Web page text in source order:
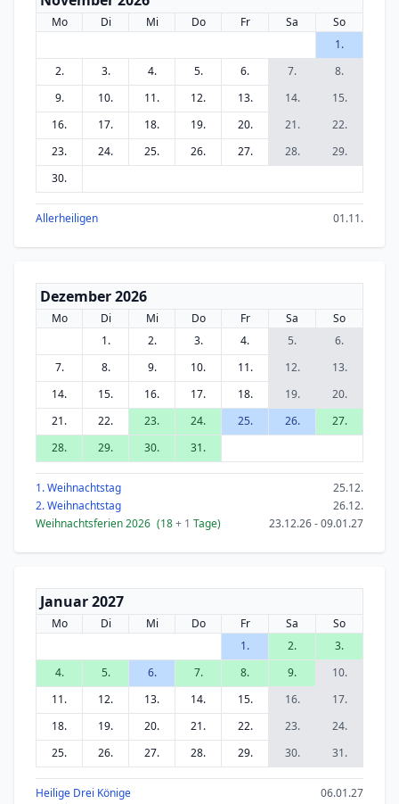
Mo Di Mi Do Fr Sa
So
1.
2.
3. 4. 5. 6. 7.
8.
9.
10. 11. 12. 13. 14.
15.
16.
17. 18. 19. 20. 21.
22.
23.
24. 25. 26. 27. 28.
29.
30.
Allerheiligen 01.11.
Dezember 2026
Mo Di Mi Do Fr Sa
So
1.
2. 3. 4. 5.
6.
7.
8. 9. 10. 11. 12.
13.
14.
15. 16. 17. 18. 19.
20.
21.
22. 23. 24. 25. 26.
27.
28.
29. 30. 31.
1. Weihnachtstag
25.12.
2. Weihnachtstag
26.12.
Weihnachtsferien 2026 (18+ 1 Tage) 23.12.26 - 09.01.27
Januar 2027
Mo Di Mi Do Fr Sa
So
1.
2.
3.
4.
5. 6. 7. 8. 9.
10.
11.
12. 13. 14. 15. 16.
17.
18.
19. 20. 21. 22. 23.
24.
25.
26. 27. 28. 29. 30. 31.
Heilige Drei Könige
06.01.27